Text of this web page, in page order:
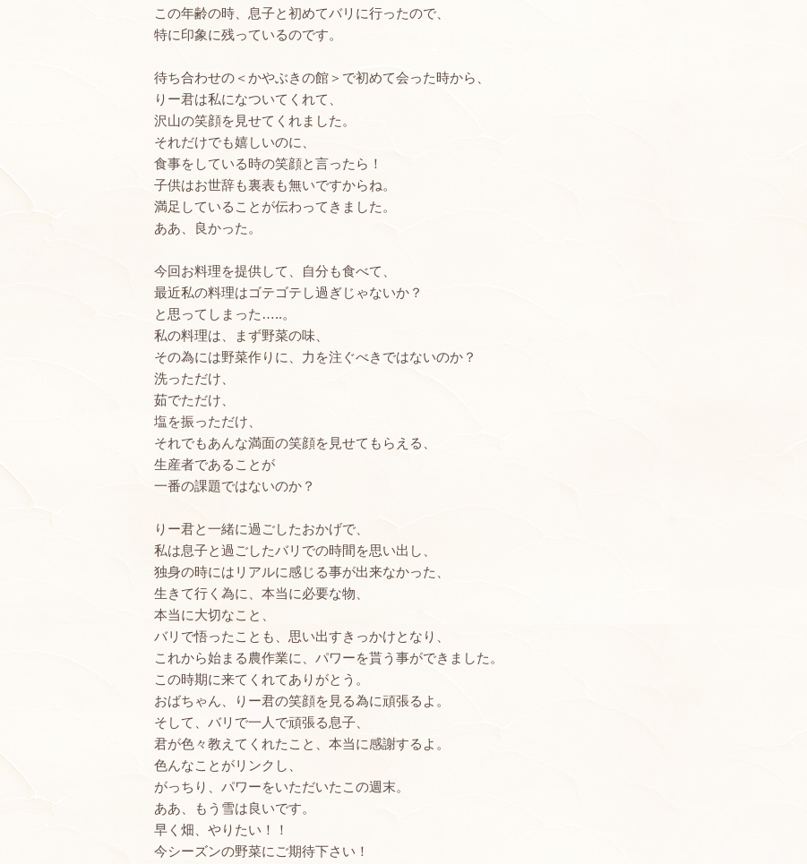
この年齢の時、息子と初めてバリに行ったので、
特に印象に残っているのです。
待ち合わせの＜かやぶきの館＞で初めて会った時から、
りー君は私になついてくれて、
沢山の笑顔を見せてくれました。
それだけでも嬉しいのに、
食事をしている時の笑顔と言ったら！
子供はお世辞も裏表も無いですからね。
満足していることが伝わってきました。
ああ、良かった。
今回お料理を提供して、自分も食べて、
最近私の料理はゴテゴテし過ぎじゃないか？
と思ってしまった…..。
私の料理は、まず野菜の味、
その為には野菜作りに、力を注ぐべきではないのか？
洗っただけ、
茹でただけ、
塩を振っただけ、
それでもあんな満面の笑顔を見せてもらえる、
生産者であることが
一番の課題ではないのか？
りー君と一緒に過ごしたおかげで、
私は息子と過ごしたバリでの時間を思い出し、
独身の時にはリアルに感じる事が出来なかった、
生きて行く為に、本当に必要な物、
本当に大切なこと、
バリで悟ったことも、思い出すきっかけとなり、
これから始まる農作業に、パワーを貰う事ができました。
この時期に来てくれてありがとう。
おばちゃん、りー君の笑顔を見る為に頑張るよ。
そして、バリで一人で頑張る息子、
君が色々教えてくれたこと、本当に感謝するよ。
色んなことがリンクし、
がっちり、パワーをいただいたこの週末。
ああ、もう雪は良いです。
早く畑、やりたい！！
今シーズンの野菜にご期待下さい！